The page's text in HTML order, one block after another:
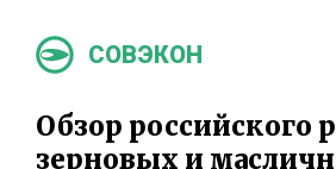
СОВЭКОН
Обзор российского
зерновых и